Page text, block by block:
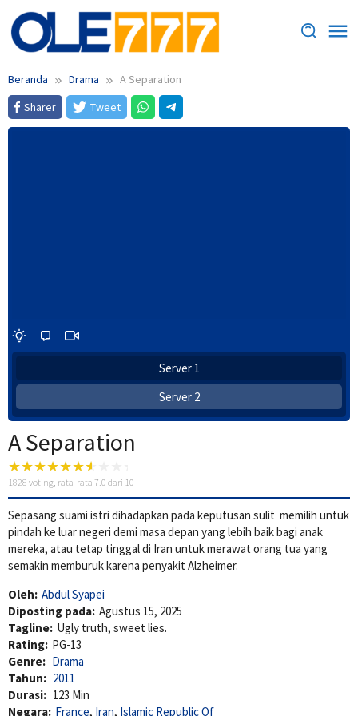
Loncat
ke
konten
Beranda Drama
A Separation
Sharer
Tweet
Server 1
Server 2
A Separation
1828 voting, rata-rata 7.0 dari 10
Sepasang suami istri dihadapkan pada keputusan sulit memilih untuk
pindah ke luar negeri demi masa depan yang lebih baik bagi anak
mereka, atau tetap tinggal di Iran untuk merawat orang tua yang
semakin memburuk karena penyakit Alzheimer.
Oleh: Abdul Syapei
Diposting pada: Agustus 15, 2025
Tagline: Ugly truth, sweet lies.
Rating: PG-13
Genre: Drama
Tahun: 2011
Durasi: 123 Min
Negara: France, Iran, Islamic Republic Of